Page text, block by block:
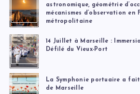
astronomique, géométrie
mécanismes d’observation en
métropolitaine
14 Juillet à Marseille :
Défilé du Vieux-Port
La Symphonie portuaire a
de Marseille